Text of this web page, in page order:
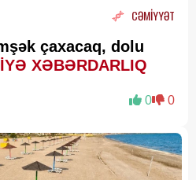
CƏMİYYƏT
çaxacaq, dolu
XƏBƏRDARLIQ
0 0